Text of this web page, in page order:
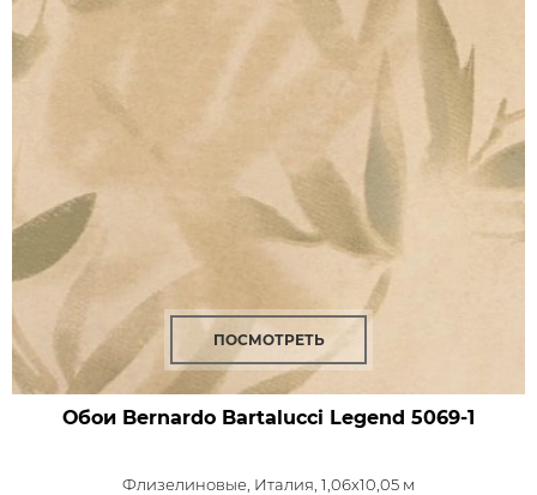
ПОСМОТРЕТЬ
Обои Bernardo Bartalucci Legend 5069-1
Флизелиновые, Италия, 1,06x10,05 м